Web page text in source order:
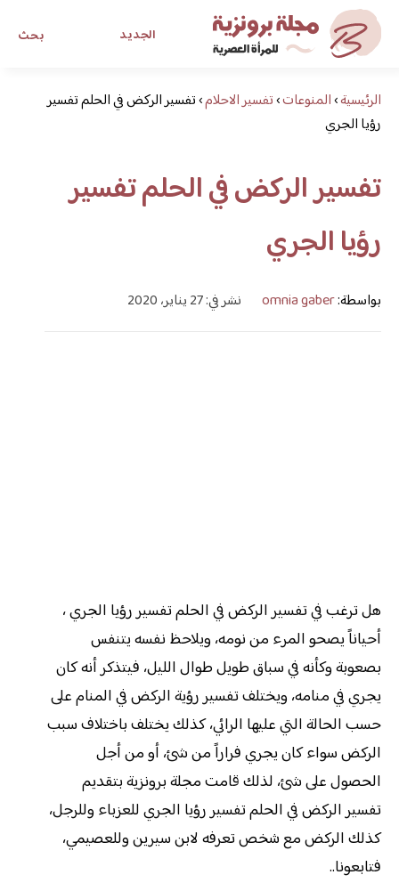
بحث الجديد
مجلة برونزية للفتاة العصريةالرئيسية›المنوعات›تفسير الاحلام›تفسير الركض في الحلم تفسير
رؤيا الجري
تفسير الركض في الحلم تفسير
رؤيا الجري
بواسطة:omnia gaber نشر في: 27 يناير، 2020
هل ترغب في تفسير الركض في الحلم تفسير رؤيا الجري ،
أحياناً يصحو المرء من نومه، ويلاحظ نفسه يتنفس
بصعوبة وكأنه في سباق طويل طوال الليل، فيتذكر أنه كان
يجري في منامه، ويختلف تفسير رؤية الركض في المنام على
حسب الحالة التي عليها الرائي، كذلك يختلف باختلاف سبب
الركض سواء كان يجري فراراً من شئ، أو من أجل
الحصول على شئ، لذلك قامت مجلة برونزية بتقديم
تفسير الركض في الحلم تفسير رؤيا الجري للعزباء وللرجل،
كذلك الركض مع شخص تعرفه لابن سيرين وللعصيمي،
فتابعونا..